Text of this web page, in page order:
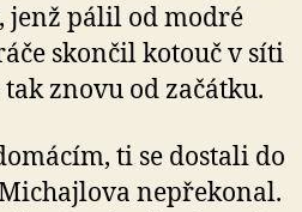
jenž pálil od modré
skončil kotouč v síti
znovu od začátku.
ti se dostali do
nepřekonal.